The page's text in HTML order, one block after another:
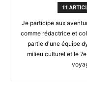
11
Je participe aux
comme rédactrice et
partie d'une équipe
milieu culturel et le